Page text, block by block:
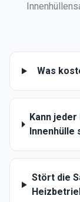
Was
Kann
Innenhülle
Stört die